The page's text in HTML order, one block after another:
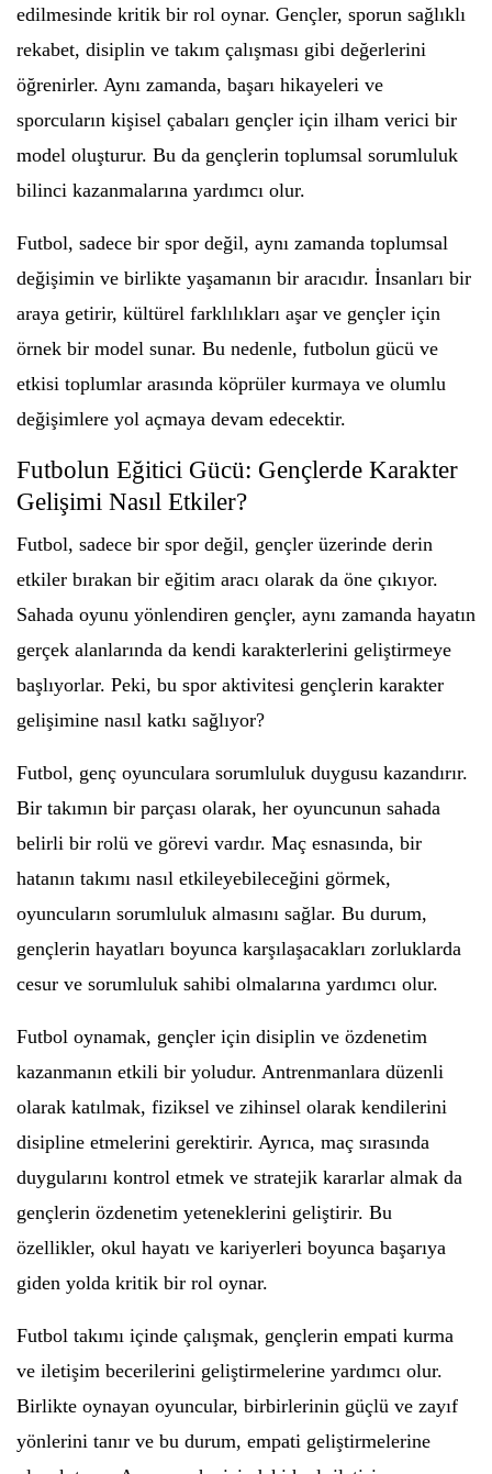
edilmesinde kritik bir rol oynar. Gençler, sporun sağlıklı
rekabet, disiplin ve takım çalışması gibi değerlerini
öğrenirler. Aynı zamanda, başarı hikayeleri ve
sporcuların kişisel çabaları gençler için ilham verici bir
model oluşturur. Bu da gençlerin toplumsal sorumluluk
bilinci kazanmalarına yardımcı olur.
Futbol, sadece bir spor değil, aynı zamanda toplumsal
değişimin ve birlikte yaşamanın bir aracıdır. İnsanları bir
araya getirir, kültürel farklılıkları aşar ve gençler için
örnek bir model sunar. Bu nedenle, futbolun gücü ve
etkisi toplumlar arasında köprüler kurmaya ve olumlu
değişimlere yol açmaya devam edecektir.
Futbolun Eğitici Gücü: Gençlerde Karakter
Gelişimi Nasıl Etkiler?
Futbol, sadece bir spor değil, gençler üzerinde derin
etkiler bırakan bir eğitim aracı olarak da öne çıkıyor.
Sahada oyunu yönlendiren gençler, aynı zamanda hayatın
gerçek alanlarında da kendi karakterlerini geliştirmeye
başlıyorlar. Peki, bu spor aktivitesi gençlerin karakter
gelişimine nasıl katkı sağlıyor?
Futbol, genç oyunculara sorumluluk duygusu kazandırır.
Bir takımın bir parçası olarak, her oyuncunun sahada
belirli bir rolü ve görevi vardır. Maç esnasında, bir
hatanın takımı nasıl etkileyebileceğini görmek,
oyuncuların sorumluluk almasını sağlar. Bu durum,
gençlerin hayatları boyunca karşılaşacakları zorluklarda
cesur ve sorumluluk sahibi olmalarına yardımcı olur.
Futbol oynamak, gençler için disiplin ve özdenetim
kazanmanın etkili bir yoludur. Antrenmanlara düzenli
olarak katılmak, fiziksel ve zihinsel olarak kendilerini
disipline etmelerini gerektirir. Ayrıca, maç sırasında
duygularını kontrol etmek ve stratejik kararlar almak da
gençlerin özdenetim yeteneklerini geliştirir. Bu
özellikler, okul hayatı ve kariyerleri boyunca başarıya
giden yolda kritik bir rol oynar.
Futbol takımı içinde çalışmak, gençlerin empati kurma
ve iletişim becerilerini geliştirmelerine yardımcı olur.
Birlikte oynayan oyuncular, birbirlerinin güçlü ve zayıf
yönlerini tanır ve bu durum, empati geliştirmelerine